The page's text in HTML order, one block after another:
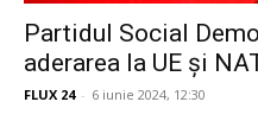
Partidul Social
aderarea la UE și
FLUX 24 - 6 iunie 2024, 12:30